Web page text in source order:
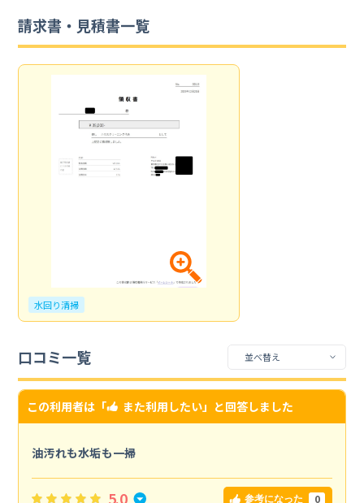
請求書・見積書一覧
水回り清掃
口コミ一覧
この利用者は「 また利用したい」と回答しました
油汚れも水垢も一掃
5.0 参考になった 0